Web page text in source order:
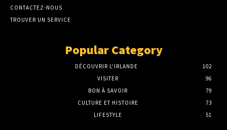
CONTACTEZ-NOUS
TROUVER UN SERVICE
Popular Category
DÉCOUVRIR L'IRLANDE
102
VISITER
96
BON À SAVOIR
79
CULTURE ET HISTOIRE
73
LIFESTYLE
51